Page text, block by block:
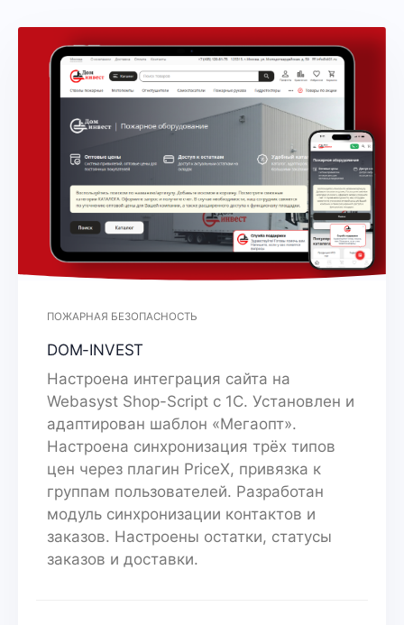
ПОЖАРНАЯ БЕЗОПАСНОСТЬ
DOM-INVEST
Настроена интеграция сайта на
Webasyst Shop-Script с 1С. Установлен и
адаптирован шаблон «Мегаопт».
Настроена синхронизация трёх типов
цен через плагин PriceX, привязка к
группам пользователей. Разработан
модуль синхронизации контактов и
заказов. Настроены остатки, статусы
заказов и доставки.